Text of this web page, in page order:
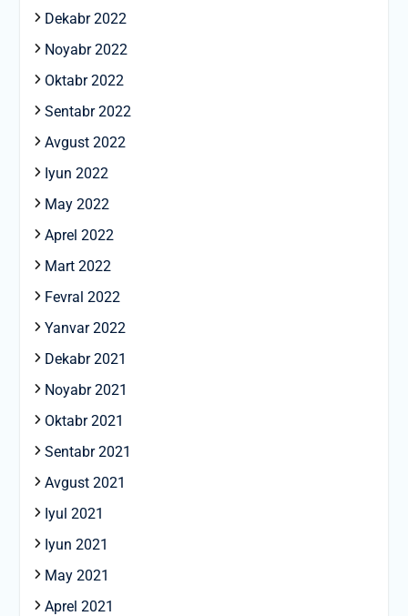
Dekabr 2022
Noyabr 2022
Oktabr 2022
Sentabr 2022
Avgust 2022
Iyun 2022
May 2022
Aprel 2022
Mart 2022
Fevral 2022
Yanvar 2022
Dekabr 2021
Noyabr 2021
Oktabr 2021
Sentabr 2021
Avgust 2021
Iyul 2021
Iyun 2021
May 2021
Aprel 2021